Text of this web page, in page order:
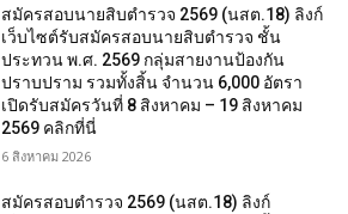
สมัครสอบนายสิบตำรวจ 2569 (นสต.18) ลิงก์
เว็บไซต์รับสมัครสอบนายสิบตำรวจ ชั้น
ประทวน พ.ศ. 2569 กลุ่มสายงานป้องกัน
ปราบปราม รวมทั้งสิ้น จำนวน 6,000 อัตรา
เปิดรับสมัครวันที่ 8 สิงหาคม – 19 สิงหาคม
2569 คลิกที่นี่
6 สิงหาคม 2026
สมัครสอบตํารวจ 2569 (นสต.18) ลิงก์